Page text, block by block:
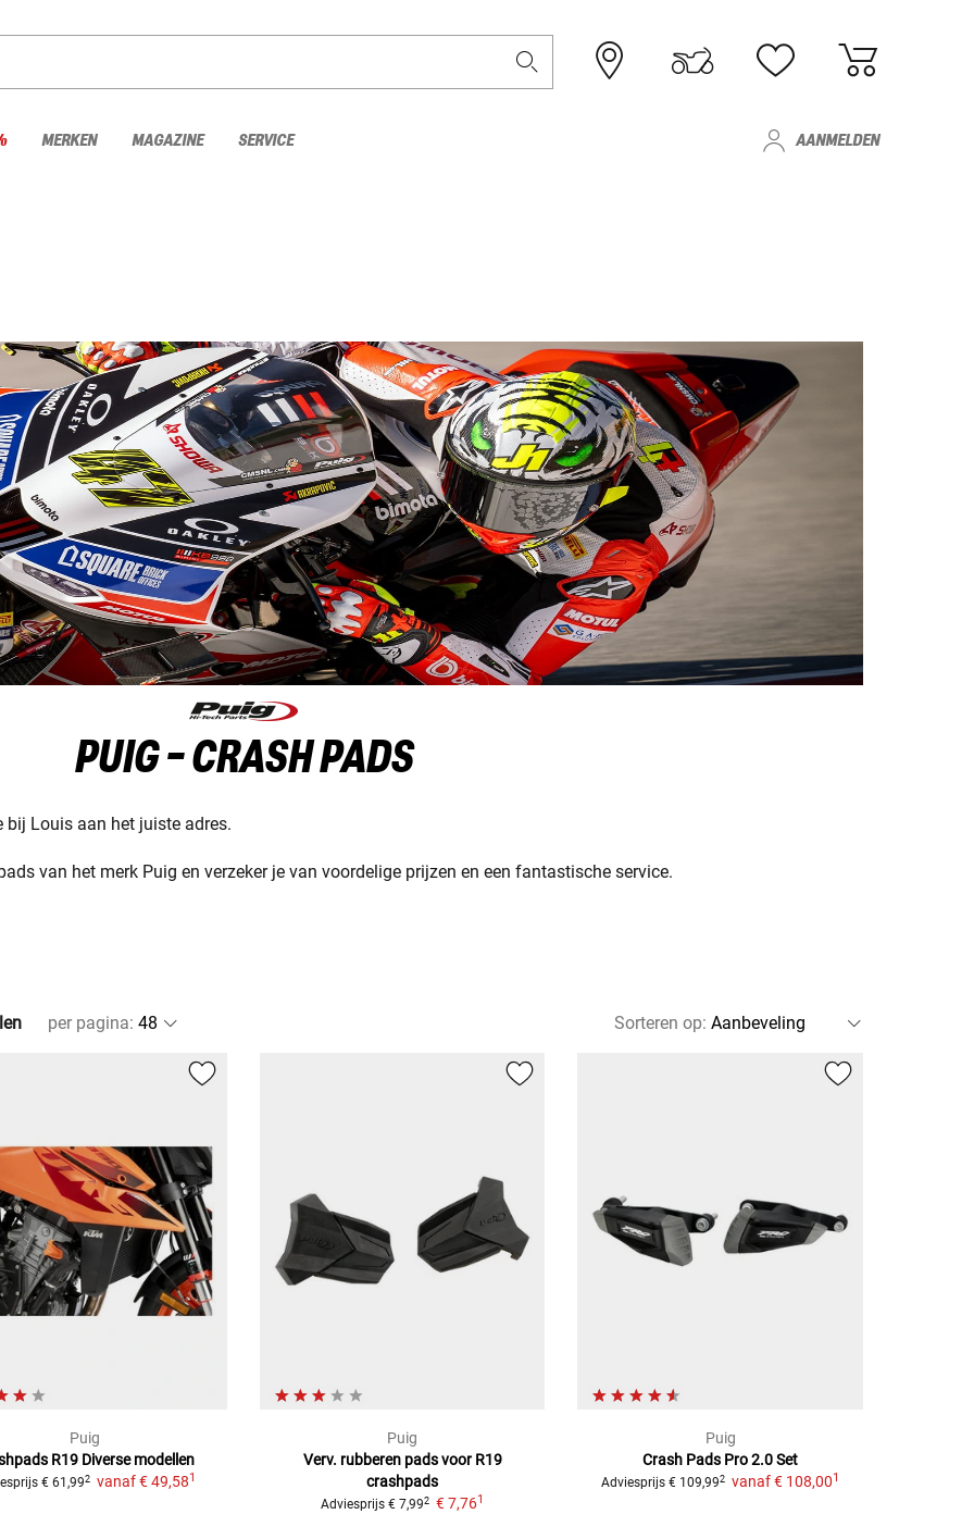
MERKEN MAGAZINE SERVICE AANMELDEN
PUIG - CRASH PADS
bij Louis aan het juiste adres.
van het merk Puig en verzeker je van voordelige prijzen en een fantastische service.
per pagina: Sorteren op:
Puig
R19 Diverse modellen
€ 61,992 vanaf€ 49,581
Puig
Verv. rubberen pads voor R19
crashpads
Adviesprijs € 7,992 € 7,761
Puig
Crash Pads Pro 2.0 Set
Adviesprijs € 109,992 vanaf € 108,001